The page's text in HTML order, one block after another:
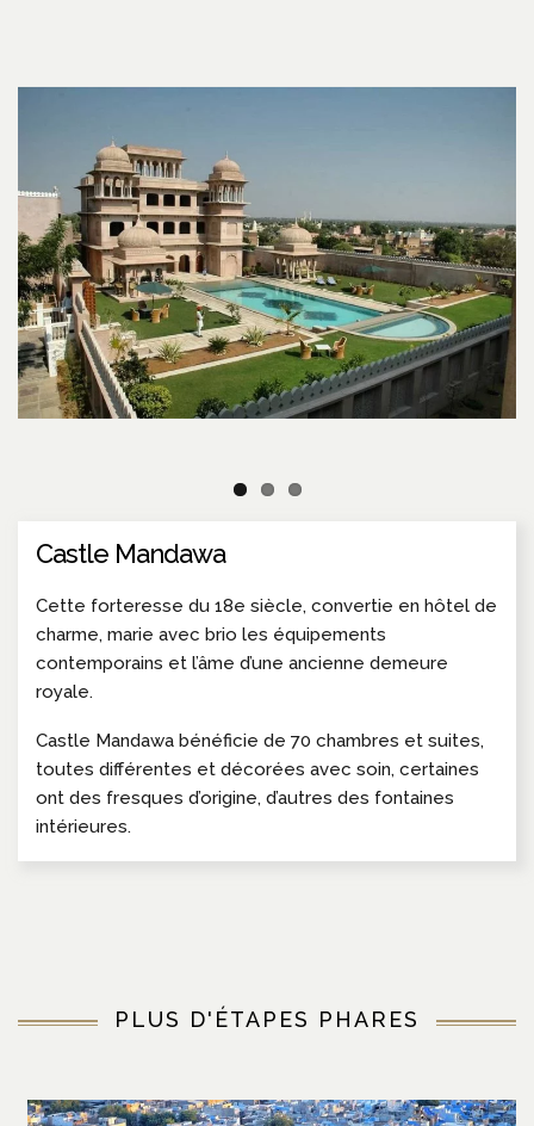
Castle Mandawa
Cette forteresse du 18e siècle, convertie en hôtel de
charme, marie avec brio les équipements
contemporains et l’âme d’une ancienne demeure
royale.
Castle Mandawa bénéficie de 70 chambres et suites,
toutes différentes et décorées avec soin, certaines
ont des fresques d’origine, d’autres des fontaines
intérieures.
PLUS D'ÉTAPES PHARES